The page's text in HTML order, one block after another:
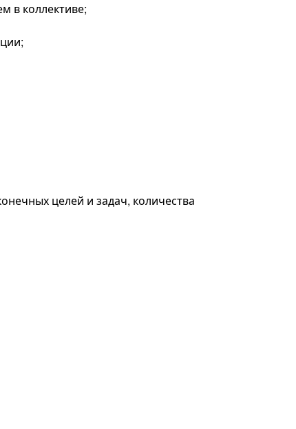
в коллективе;
целей и задач, количества